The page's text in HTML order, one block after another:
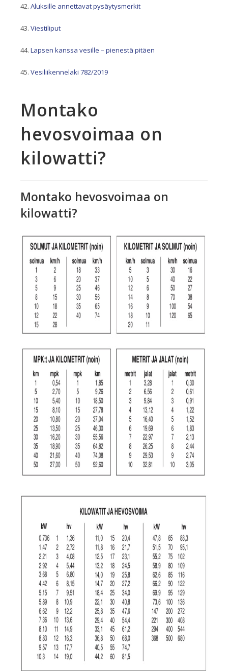
Aluksille annettavat pysäytysmerkit
Viestiliput
Lapsen kanssa vesille – pienestä pitäen
Vesiliikennelaki 782/2019
Montako
hevosvoimaa on
kilowatti?
Montako hevosvoimaa on
kilowatti?